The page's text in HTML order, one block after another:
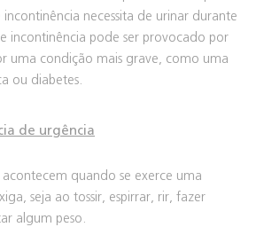
necessita de urinar durante
incontinência pode ser provocado por
uma condição mais grave, como uma
ou diabetes.
de urgência
acontecem quando se exerce uma
seja ao tossir, espirrar, rir, fazer
algum peso.